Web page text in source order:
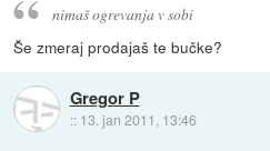
nimaš ogrevanja v sobi
Še zmeraj prodajaš te bučke?
Gregor P
:: 13. jan 2011, 13:46